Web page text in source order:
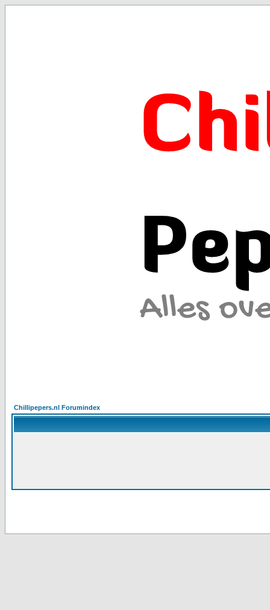
Chillipepers.nl Forumindex